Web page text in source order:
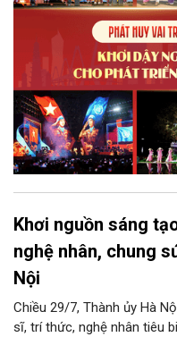
lực cạnh tranh và khẳng
trong kỷ nguyên mới.
Khơi nguồn sáng
nghệ nhân, chung
Nội
Chiều 29/7, Thành ủy Hà
sĩ, trí thức, nghệ nhân tiêu